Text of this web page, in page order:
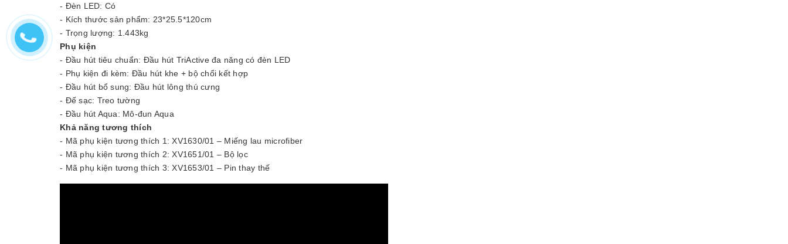
- Đèn LED: Có
- Kích thước sản phẩm: 23*25.5*120cm
- Trọng lượng: 1.443kg
Phụ kiện
- Đầu hút tiêu chuẩn: Đầu hút TriActive đa năng có đèn LED
- Phụ kiện đi kèm: Đầu hút khe + bộ chổi kết hợp
- Đầu hút bổ sung: Đầu hút lông thú cưng
- Đế sạc: Treo tường
- Đầu hút Aqua: Mô-đun Aqua
Khả năng tương thích
- Mã phụ kiện tương thích 1: XV1630/01 – Miếng lau microfiber
- Mã phụ kiện tương thích 2: XV1651/01 – Bộ lọc
- Mã phụ kiện tương thích 3: XV1653/01 – Pin thay thế